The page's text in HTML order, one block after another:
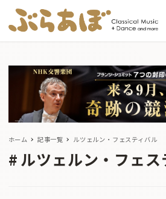
ホーム 記事一覧 ルツェルン・フェスティバル
ルツェルン・フェス